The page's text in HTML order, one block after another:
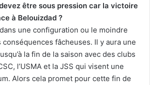
être sous pression car la victoire
à Belouizdad ?
une configuration ou le moindre
conséquences fâcheuses. Il y aura une
la fin de la saison avec des clubs
l’USMA et la JSS qui visent une
Alors cela promet pour cette fin de